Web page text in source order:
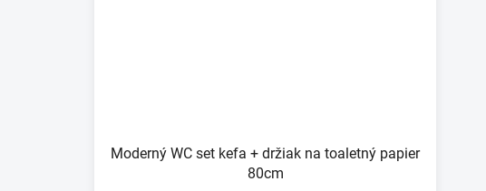
Moderný WC set kefa + držiak na toaletný papier
80cm